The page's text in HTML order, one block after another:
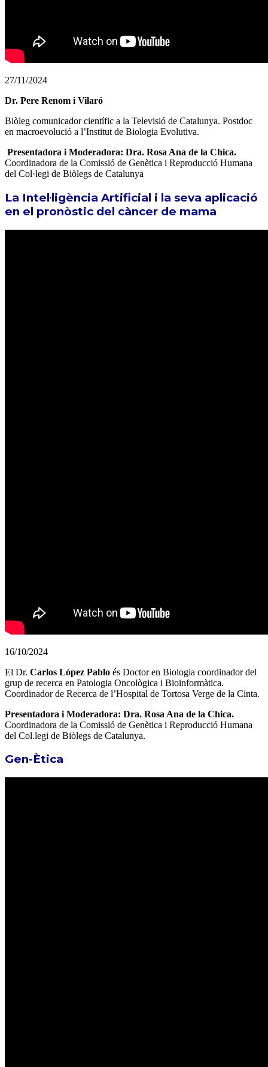
27/11/2024
Dr. Pere Renom i Vilaró
Biòleg comunicador científic a la Televisió de Catalunya. Postdoc
en macroevolució a l’Institut de Biologia Evolutiva.
Presentadora i Moderadora: Dra. Rosa Ana de la Chica.
Coordinadora de la Comissió de Genètica i Reproducció Humana
del Col·legi de Biòlegs de Catalunya
La Intel·ligència Artificial i la seva aplicació
en el pronòstic del càncer de mama
16/10/2024
El Dr. Carlos López Pablo és Doctor en Biologia coordinador del
grup de recerca en Patologia Oncològica i Bioinformàtica.
Coordinador de Recerca de l’Hospital de Tortosa Verge de la Cinta.
Presentadora i Moderadora: Dra. Rosa Ana de la Chica.
Coordinadora de la Comissió de Genètica i Reproducció Humana
del Col.legi de Biòlegs de Catalunya.
Gen-Ètica